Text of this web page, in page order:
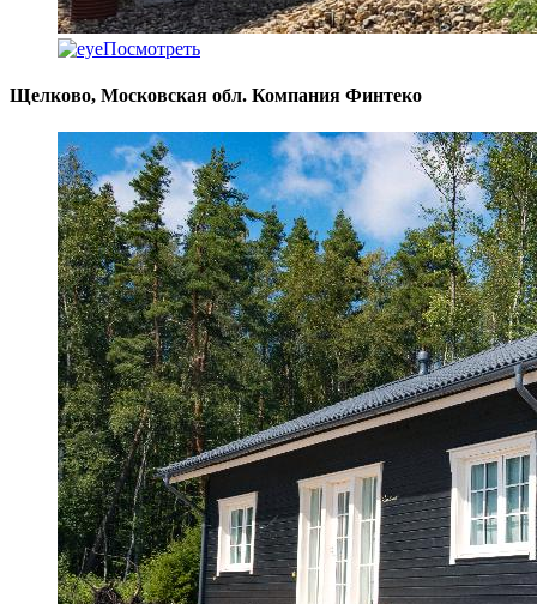
Посмотреть
Щелково, Московская обл. Компания Финтеко